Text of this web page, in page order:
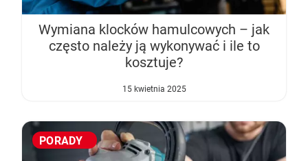
Wymiana klocków hamulcowych – jak
często należy ją wykonywać i ile to
kosztuje?
15 kwietnia 2025
PORADY